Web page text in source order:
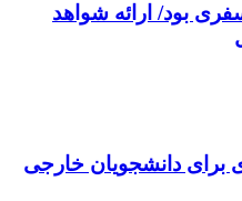
بود/ ارائه شواهد
دانشجویان خارجی